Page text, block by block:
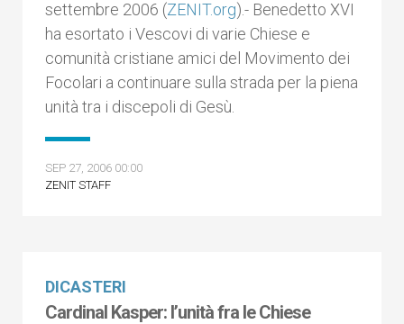
settembre 2006 (ZENIT.org).- Benedetto XVI
ha esortato i Vescovi di varie Chiese e
comunità cristiane amici del Movimento dei
Focolari a continuare sulla strada per la piena
unità tra i discepoli di Gesù.
SEP 27, 2006 00:00
ZENIT STAFF
DICASTERI
Cardinal Kasper: l’unità fra le Chiese